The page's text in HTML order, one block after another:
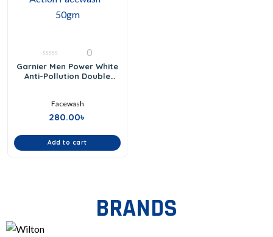
0
out
of
0
Garnier Men Power White
Anti-Pollution Double
Facewash
280.00৳
Add to cart
BRANDS